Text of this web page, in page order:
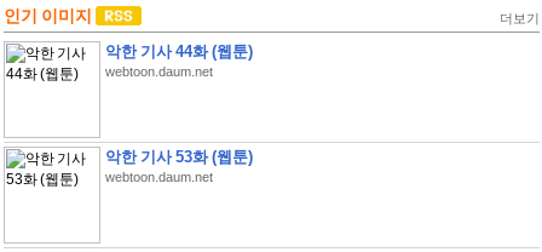
인기 이미지 더보기
악한 기사 44화 (웹툰)
webtoon.daum.net
악한 기사 53화 (웹툰)
webtoon.daum.net